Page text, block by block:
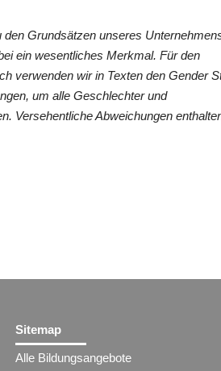
Grundsätzen unseres
ein wesentliches Merkmal. Für den
verwenden wir in Texten den Gender
um alle Geschlechter und
Versehentliche Abweichungen
Sitemap
Alle Bildungsangebote